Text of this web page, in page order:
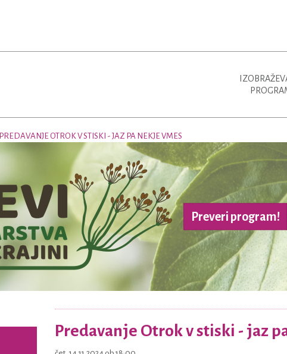
PREDAVANJE OTROK V STISKI - JAZ PA NEKJE VMES
Preveri program!
Predavanje Otrok v stiski - jaz